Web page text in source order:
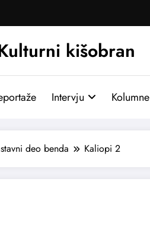
kišobran
Intervju Kolumne
deo benda Kaliopi 2